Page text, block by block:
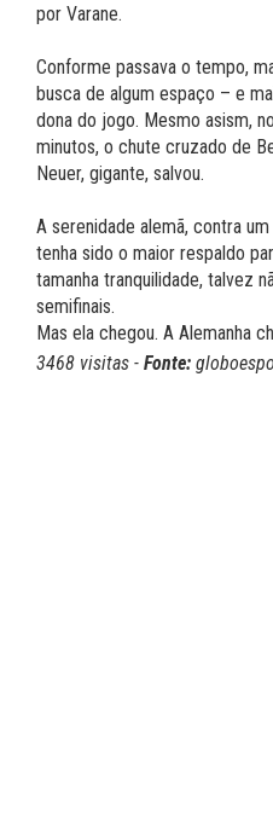
por Varane.
Conforme passava o tempo,
busca de algum espaço – e
dona do jogo. Mesmo asism,
minutos, o chute cruzado de
Neuer, gigante, salvou.
A serenidade alemã, contra
tenha sido o maior respaldo
tamanha tranquilidade, talvez
semifinais.
Mas ela chegou. A Alemanha
3468 visitas - Fonte: